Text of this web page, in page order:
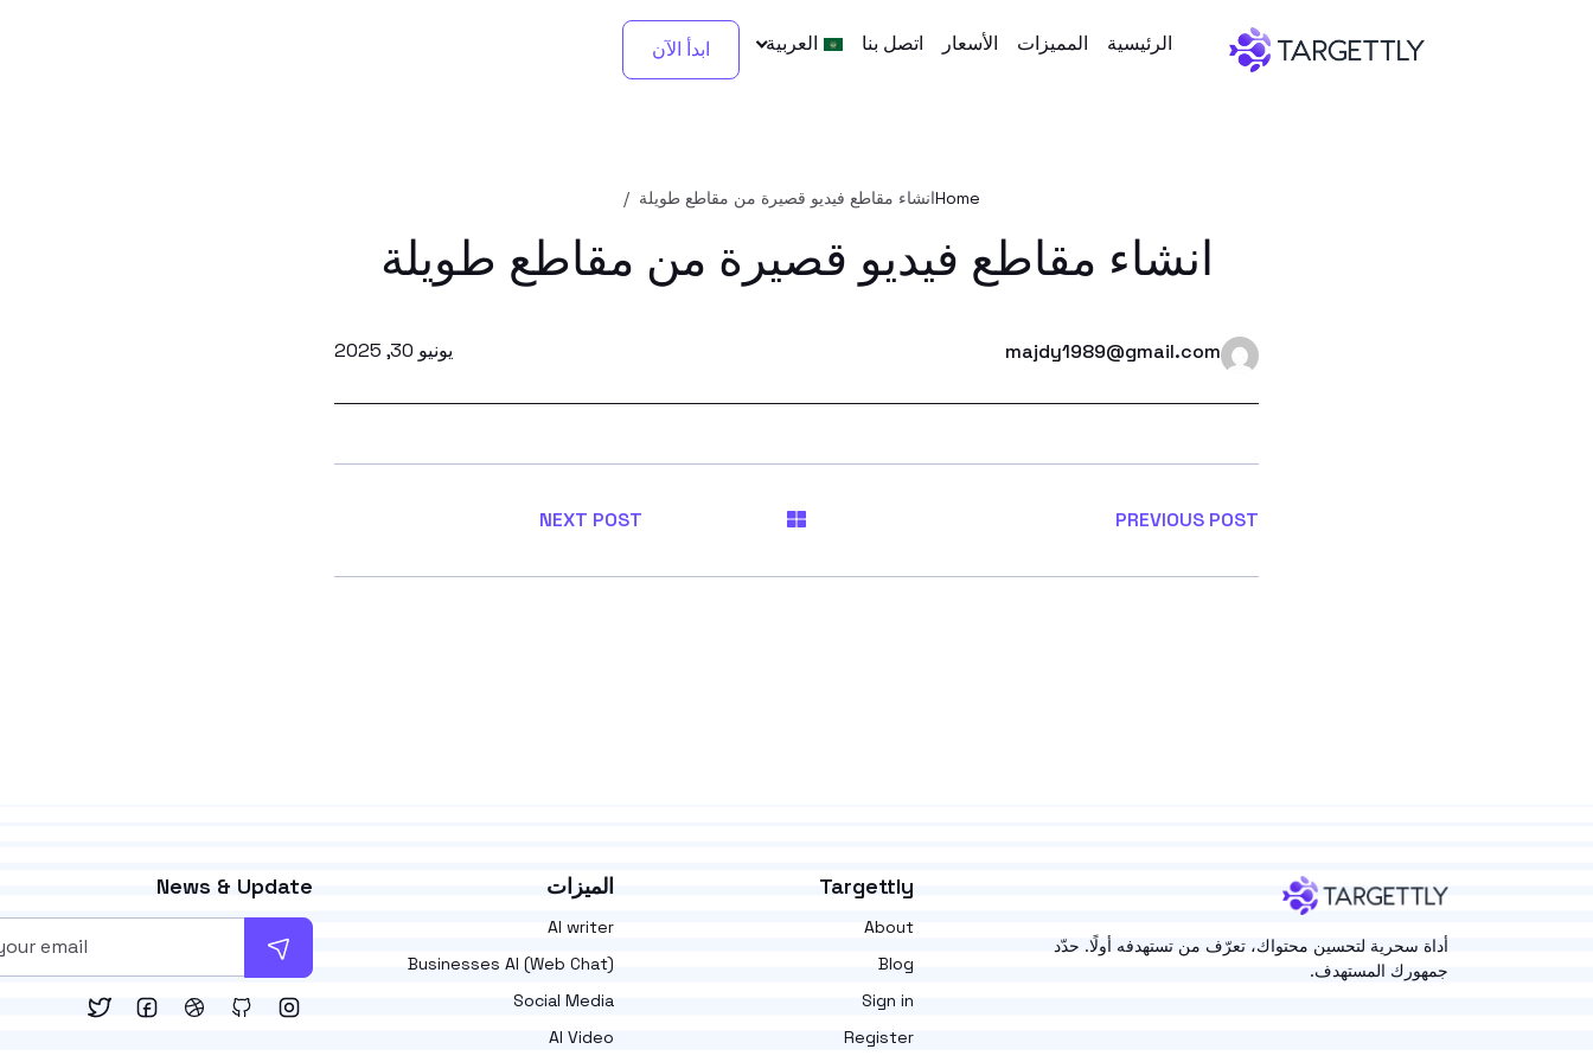
الرئيسية المميزات الأسعار اتصل بنا العربية ابدأ الآن
Homeانشاء مقاطع فيديو قصيرة من مقاطع طويلة
انشاء مقاطع فيديو قصيرة من مقاطع طويلة
majdy1989@gmail.com يونيو 30, 2025
PREVIOUS POST
NEXT POST
أداة سحرية لتحسين محتواك، تعرّف من تستهدفه أولًا. حدّد
جمهورك المستهدف.
Targettly
About
Blog
Sign in
Register
الميزات
AI writer
Businesses AI (Web Chat)
Social Media
AI Video
News & Update